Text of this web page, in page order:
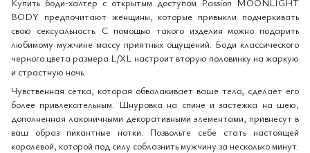
BODY предпочитают женщины, которые привыкли подчеркивать
свою сексуальность. С помощью такого изделия можно подарить
любимому мужчине массу приятных ощущений. Боди классического
черного цвета размера L/XL настроит вторую половинку на жаркую
и страстную ночь.
Чувственная сетка, которая обволакивает ваше тело, сделает его
более привлекательным. Шнуровка на спине и застежка на шею,
дополненная лаконичными декоративными элементами, привнесут в
ваш образ пикантные нотки. Позвольте себе стать настоящей
королевой, которой под силу соблазнить мужчину за несколько минут.